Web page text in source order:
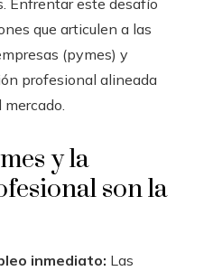
Enfrentar este desafío
que articulen a las
(pymes) y
profesional alineada
y la
son la
inmediato: Las